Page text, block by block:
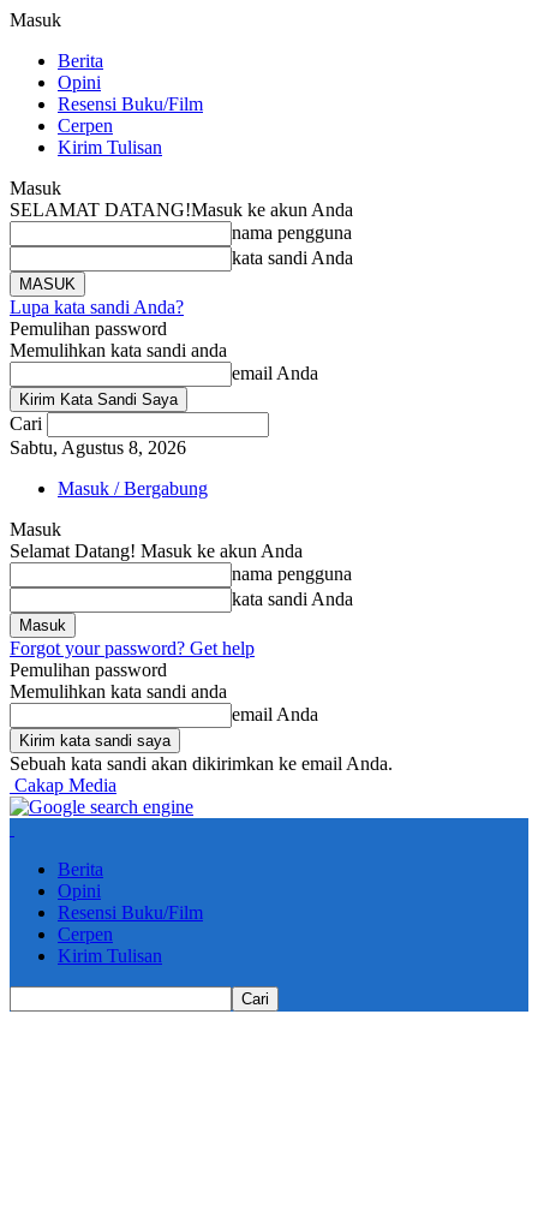
Masuk
Berita
Opini
Resensi Buku/Film
Cerpen
Kirim Tulisan
Masuk
SELAMAT DATANG!Masuk ke akun Anda
nama pengguna
kata sandi Anda
Lupa kata sandi Anda?
Pemulihan password
Memulihkan kata sandi anda
email Anda
Cari
Sabtu, Agustus 8, 2026
Masuk / Bergabung
Masuk
Selamat Datang! Masuk ke akun Anda
nama pengguna
kata sandi Anda
Forgot your password? Get help
Pemulihan password
Memulihkan kata sandi anda
email Anda
Sebuah kata sandi akan dikirimkan ke email Anda.
Cakap Media
Berita
Opini
Resensi Buku/Film
Cerpen
Kirim Tulisan